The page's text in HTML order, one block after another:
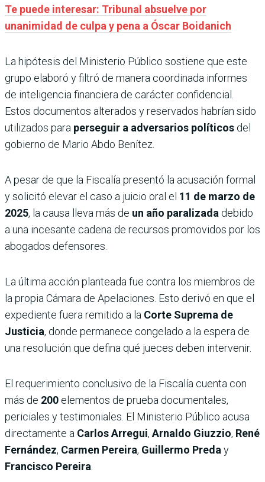
Te puede interesar: Tribunal absuelve por
unanimidad de culpa y pena a Óscar Boidanich
La hipótesis del Ministerio Público sostiene que este
grupo elaboró y filtró de manera coordinada informes
de inteligencia financiera de carácter confidencial.
Estos documentos alterados y reservados habrían sido
utilizados para perseguir a adversarios políticos del
gobierno de Mario Abdo Benítez.
A pesar de que la Fiscalía presentó la acusación formal
y solicitó elevar el caso a juicio oral el 11 de marzo de
2025, la causa lleva más de un año paralizada debido
a una incesante cadena de recursos promovidos por los
abogados defensores.
La última acción planteada fue contra los miembros de
la propia Cámara de Apelaciones. Esto derivó en que el
expediente fuera remitido a la Corte Suprema de
Justicia, donde permanece congelado a la espera de
una resolución que defina qué jueces deben intervenir.
El requerimiento conclusivo de la Fiscalía cuenta con
más de 200 elementos de prueba documentales,
periciales y testimoniales. El Ministerio Público acusa
directamente a Carlos Arregui, Arnaldo Giuzzio, René
Fernández, Carmen Pereira, Guillermo Preda y
Francisco Pereira